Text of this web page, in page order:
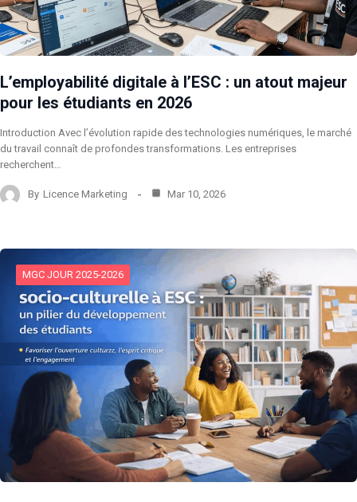
L’employabilité digitale à l’ESC : un atout majeur
pour les étudiants en 2026
Introduction Avec l’évolution rapide des technologies numériques, le marché
du travail connaît de profondes transformations. Les entreprises
recherchent…
By Licence Marketing Mar 10, 2026
MGC JOUR 2025-2026